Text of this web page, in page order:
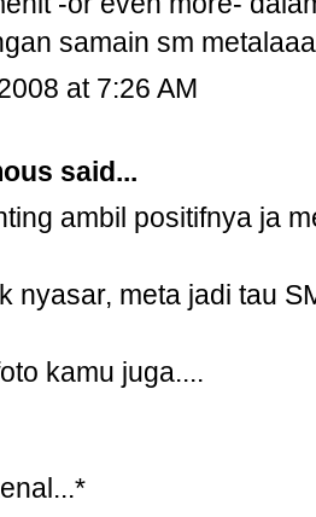
samain sm
at 7:26 AM
said...
ambil positifnya ja
nyasar, meta jadi tau
kamu juga....